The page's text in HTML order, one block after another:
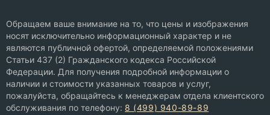
Обращаем ваше внимание на то, что цены и изображения
носят исключительно информационный характер и не
являются публичной офертой, определяемой положениями
Статьи 437 (2) Гражданского кодекса Российской
Федерации. Для получения подробной информации о
наличии и стоимости указанных товаров и услуг,
пожалуйста, обращайтесь к менеджерам отдела клиентского
обслуживания по телефону: 8 (499) 940-89-89